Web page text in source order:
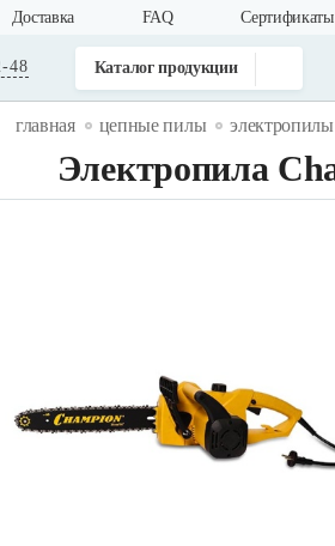
Доставка FAQ Cертификаты
48 Каталог продукции
главная цепные пилы электропилы
Электропила